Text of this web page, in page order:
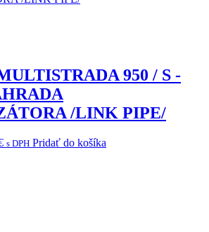
950 / S -
/LINK PIPE/
Aktuálna
s DPH Pridať do košíka